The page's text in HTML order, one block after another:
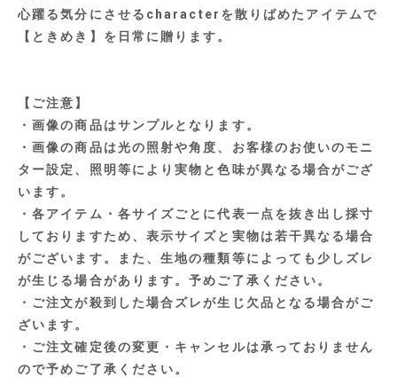
心躍る気分にさせるcharacterを散りばめたアイテムで
【ときめき】を日常に贈ります。
【ご注意】
・画像の商品はサンプルとなります。
・画像の商品は光の照射や角度、お客様のお使いのモニ
ター設定、照明等により実物と色味が異なる場合がござ
います。
・各アイテム・各サイズごとに代表一点を抜き出し採寸
しておりますため、表示サイズと実物は若干異なる場合
がございます。また、生地の種類等によっても少しズレ
が生じる場合があります。予めご了承ください。
・ご注文が殺到した場合ズレが生じ欠品となる場合がご
ざいます。
・ご注文確定後の変更・キャンセルは承っておりません
ので予めご了承ください。